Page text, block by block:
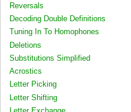
Reversals
Decoding Double Definitions
Tuning In To Homophones
Deletions
Substitutions Simplified
Acrostics
Letter Picking
Letter Shifting